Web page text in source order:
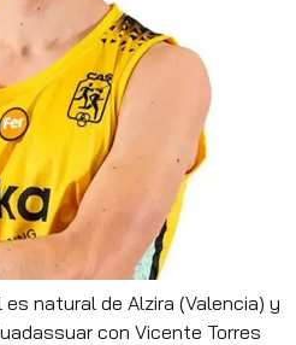
natural de Alzira (Valencia) y
con Vicente Torres